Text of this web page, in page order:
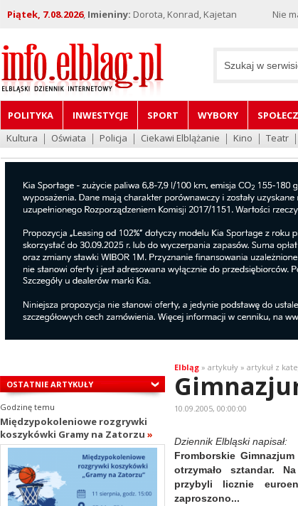
Piątek, 7.08.2026, Imieniny: Dorota, Konrad, Kajetan Nie
POLITYKA INWESTYCJE SPORT WYBORY
Kultura
Oświata Policja Ciekawi Elblążanie Kino Teatr
OSTATNIE ARTYKUŁY
Godzinę temu
Międzypokoleniowe rozgrywki
koszykówki Gramy na Zatorzu »
Elbląg» artykuły » artykuł z
10.09.2005, 00:00:00
Dziennik Elbląski napisał:
Fromborskie
otrzymało sztandar.
przybyli licznie
zaproszono...